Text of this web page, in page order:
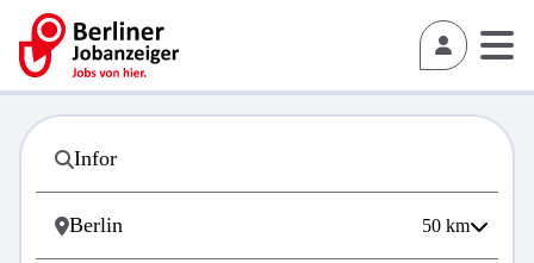
50 km